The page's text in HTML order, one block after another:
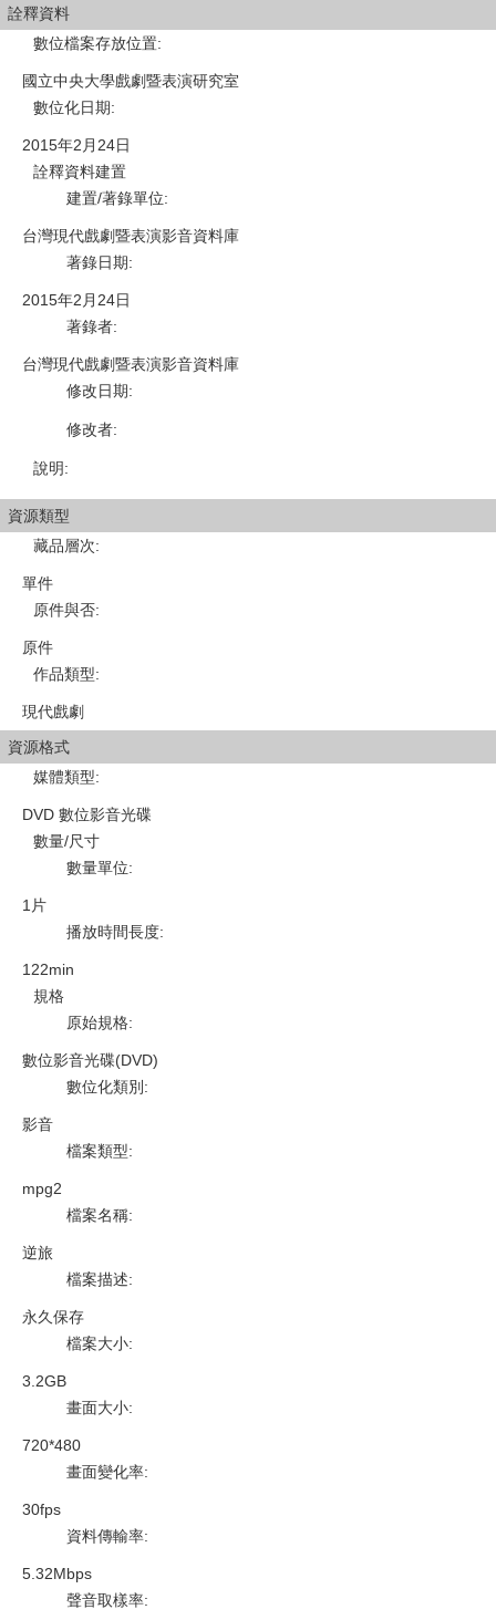
詮釋資料
數位檔案存放位置:
國立中央大學戲劇暨表演研究室
數位化日期:
2015年2月24日
詮釋資料建置
建置/著錄單位:
台灣現代戲劇暨表演影音資料庫
著錄日期:
2015年2月24日
著錄者:
台灣現代戲劇暨表演影音資料庫
修改日期:
修改者:
說明:
資源類型
藏品層次:
單件
原件與否:
原件
作品類型:
現代戲劇
資源格式
媒體類型:
DVD 數位影音光碟
數量/尺寸
數量單位:
1片
播放時間長度:
122min
規格
原始規格:
數位影音光碟(DVD)
數位化類別 :
影音
檔案類型:
mpg2
檔案名稱:
逆旅
檔案描述:
永久保存
檔案大小:
3.2GB
畫面大小:
720*480
畫面變化率:
30fps
資料傳輸率:
5.32Mbps
聲音取樣率: